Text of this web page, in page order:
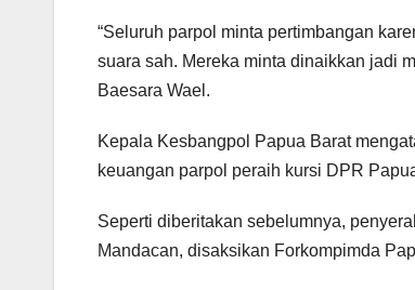
“Seluruh parpol minta pertimbangan
suara sah. Mereka minta dinaikkan jadi
Baesara Wael.
Kepala Kesbangpol Papua Barat
keuangan parpol peraih kursi DPR
Seperti diberitakan sebelumnya,
Mandacan, disaksikan Forkompimda